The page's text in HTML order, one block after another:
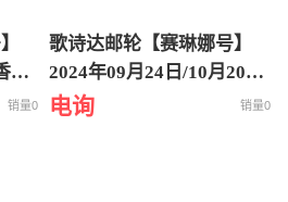
港
岛
销量0
歌诗达邮轮【赛琳娜号】
2024年09月24日/10月20日
从香港出发到越南岘港5天
电询 销量0